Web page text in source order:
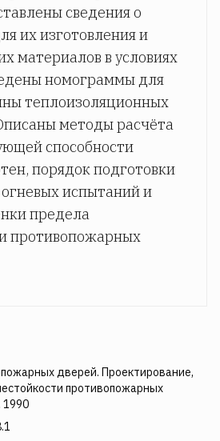
сведения о
их изготовления и
материалов в условиях
номограммы для
теплоизоляционных
методы расчёта
способности
порядок подготовки
испытаний и
предела
противопожарных
дверей. Проектирование,
противопожарных
1990